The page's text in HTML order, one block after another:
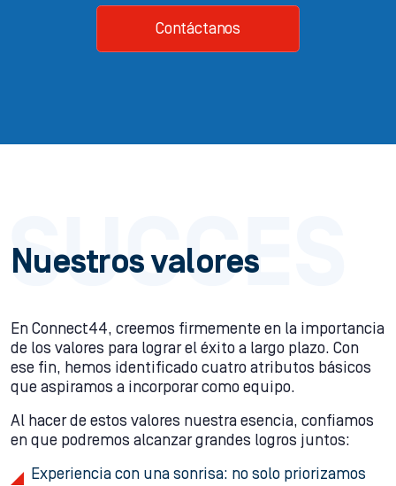
Contáctanos
Nuestros valores
En Connect44, creemos firmemente en la importancia
de los valores para lograr el éxito a largo plazo. Con
ese fin, hemos identificado cuatro atributos básicos
que aspiramos a incorporar como equipo.
Al hacer de estos valores nuestra esencia, confiamos
en que podremos alcanzar grandes logros juntos:
Experiencia con una sonrisa: no solo priorizamos